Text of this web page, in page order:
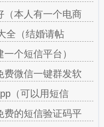
（本人有一个电商
全（结婚请帖
个短信平台）
费微信一键群发软
（可以用短信
费的短信验证码平